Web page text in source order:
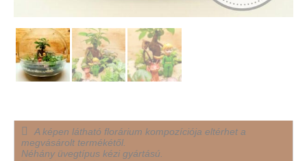
A képen látható florárium kompozíciója eltérhet a
megvásárolt termékétől.
Néhány üvegtípus kézi gyártású.